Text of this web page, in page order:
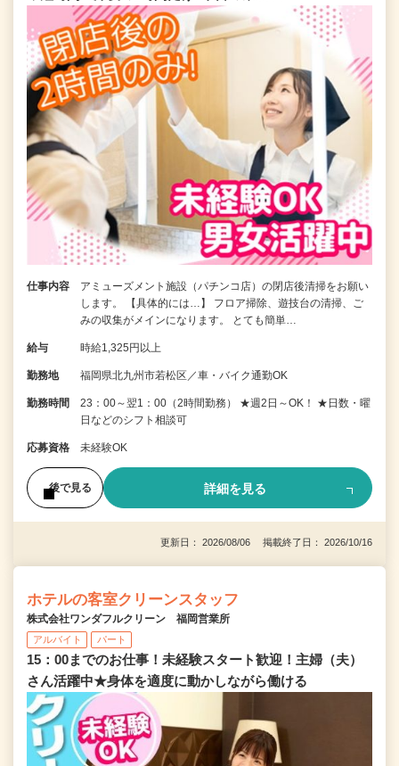
仕事内容
アミューズメント施設（パチンコ店）の閉店後清掃をお願い
します。 【具体的には…】 フロア掃除、遊技台の清掃、ご
みの収集がメインになります。 とても簡単…
給与 時給1,325円以上
勤務地 福岡県北九州市若松区／車・バイク通勤OK
勤務時間
23：00～翌1：00（2時間勤務） ★週2日～OK！ ★日数・曜
日などのシフト相談可
応募資格 未経験OK
後で見る 詳細を見る
更新日： 2026/08/06 掲載終了日： 2026/10/16
ホテルの客室クリーンスタッフ
株式会社ワンダフルクリーン 福岡営業所
アルバイト パート
15：00までのお仕事！未経験スタート歓迎！主婦（夫）
さん活躍中★身体を適度に動かしながら働ける